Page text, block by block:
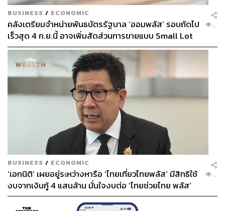
BUSINESS / ECONOMIC
คลังเตรียมจำหน่ายพันธบัตรรัฐบาล ‘ออมพลัส’ รอบถัดไป
เร็วสุด 4 ก.ย.นี้ อาจเพิ่มสัดส่วนการขายแบบ Small Lot
First มากขึ้น
...
BUSINESS / ECONOMIC
‘เอกนิติ’ เผยอยู่ระหว่างหารือ ‘ไทยเที่ยวไทยพลัส’ มีสิทธิใช้
งบจากเงินกู้ 4 แสนล้าน มั่นใจงบต่อ ‘ไทยช่วยไทย พลัส’
เฟส 2 มีเพียงพอ
...